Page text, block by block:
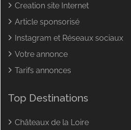
Creation site Internet
Article sponsorisé
Instagram et Réseaux sociaux
Votre annonce
Tarifs annonces
Top Destinations
Châteaux de la Loire